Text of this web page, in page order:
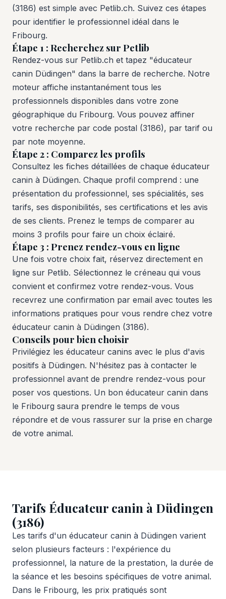
(3186) est simple avec Petlib.ch. Suivez ces étapes
pour identifier le professionnel idéal dans le
Fribourg.
Étape 1 : Recherchez sur Petlib
Rendez-vous sur Petlib.ch et tapez "éducateur
canin Düdingen" dans la barre de recherche. Notre
moteur affiche instantanément tous les
professionnels disponibles dans votre zone
géographique du Fribourg. Vous pouvez affiner
votre recherche par code postal (3186), par tarif ou
par note moyenne.
Étape 2 : Comparez les profils
Consultez les fiches détaillées de chaque éducateur
canin à Düdingen. Chaque profil comprend : une
présentation du professionnel, ses spécialités, ses
tarifs, ses disponibilités, ses certifications et les avis
de ses clients. Prenez le temps de comparer au
moins 3 profils pour faire un choix éclairé.
Étape 3 : Prenez rendez-vous en ligne
Une fois votre choix fait, réservez directement en
ligne sur Petlib. Sélectionnez le créneau qui vous
convient et confirmez votre rendez-vous. Vous
recevrez une confirmation par email avec toutes les
informations pratiques pour vous rendre chez votre
éducateur canin à Düdingen (3186).
Conseils pour bien choisir
Privilégiez les éducateur canins avec le plus d'avis
positifs à Düdingen. N'hésitez pas à contacter le
professionnel avant de prendre rendez-vous pour
poser vos questions. Un bon éducateur canin dans
le Fribourg saura prendre le temps de vous
répondre et de vous rassurer sur la prise en charge
de votre animal.
Tarifs Éducateur canin à Düdingen
(3186)
Les tarifs d'un éducateur canin à Düdingen varient
selon plusieurs facteurs : l'expérience du
professionnel, la nature de la prestation, la durée de
la séance et les besoins spécifiques de votre animal.
Dans le Fribourg, les prix pratiqués sont